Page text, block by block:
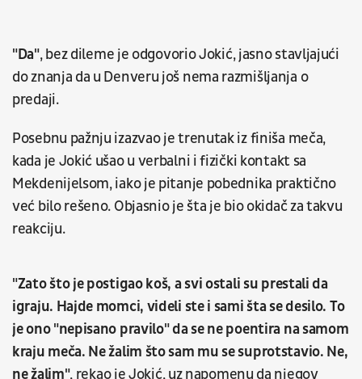
"Da", bez dileme je odgovorio Jokić, jasno stavljajući
do znanja da u Denveru još nema razmišljanja o
predaji.
Posebnu pažnju izazvao je trenutak iz finiša meča,
kada je Jokić ušao u verbalni i fizički kontakt sa
Mekdenijelsom, iako je pitanje pobednika praktično
već bilo rešeno. Objasnio je šta je bio okidač za takvu
reakciju.
"Zato što je postigao koš, a svi ostali su prestali da
igraju. Hajde momci, videli ste i sami šta se desilo. To
je ono "nepisano pravilo" da se ne poentira na samom
kraju meča. Ne žalim što sam mu se suprotstavio. Ne,
ne žalim", rekao je Jokić, uz napomenu da njegov